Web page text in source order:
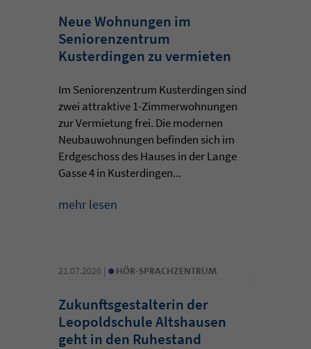
Neue Wohnungen im
Seniorenzentrum
Kusterdingen zu vermieten
Im Seniorenzentrum Kusterdingen sind
zwei attraktive 1-Zimmerwohnungen
zur Vermietung frei. Die modernen
Neubauwohnungen befinden sich im
Erdgeschoss des Hauses in der Lange
Gasse 4 in Kusterdingen...
mehr lesen
21.07.2026 | • HÖR-SPRACHZENTRUM
Zukunftsgestalterin der
Leopoldschule Altshausen
geht in den Ruhestand